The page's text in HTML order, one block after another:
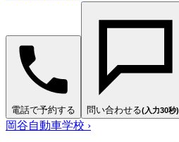
電話で予約する 問い合わせる(入力30秒)
岡谷自動車学校 ›